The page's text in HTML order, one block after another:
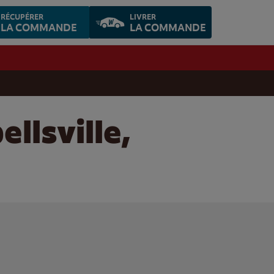
RÉCUPÉRER
LA COMMANDE
LIVRER
LA COMMANDE